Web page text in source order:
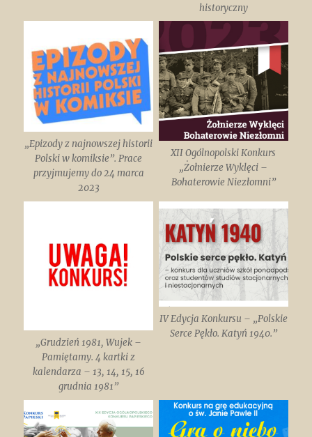
historyczny
„Epizody z najnowszej historii
Polski w komiksie”. Prace
przyjmujemy do 24 marca
2023
XII Ogólnopolski Konkurs
„Żołnierze Wyklęci –
Bohaterowie Niezłomni”
„Grudzień 1981, Wujek –
Pamiętamy. 4 kartki z
kalendarza – 13, 14, 15, 16
grudnia 1981”
IV Edycja Konkursu – „Polskie
Serce Pękło. Katyń 1940.”